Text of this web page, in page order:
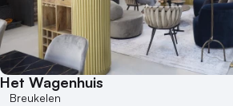
Het Wagenhuis
Breukelen